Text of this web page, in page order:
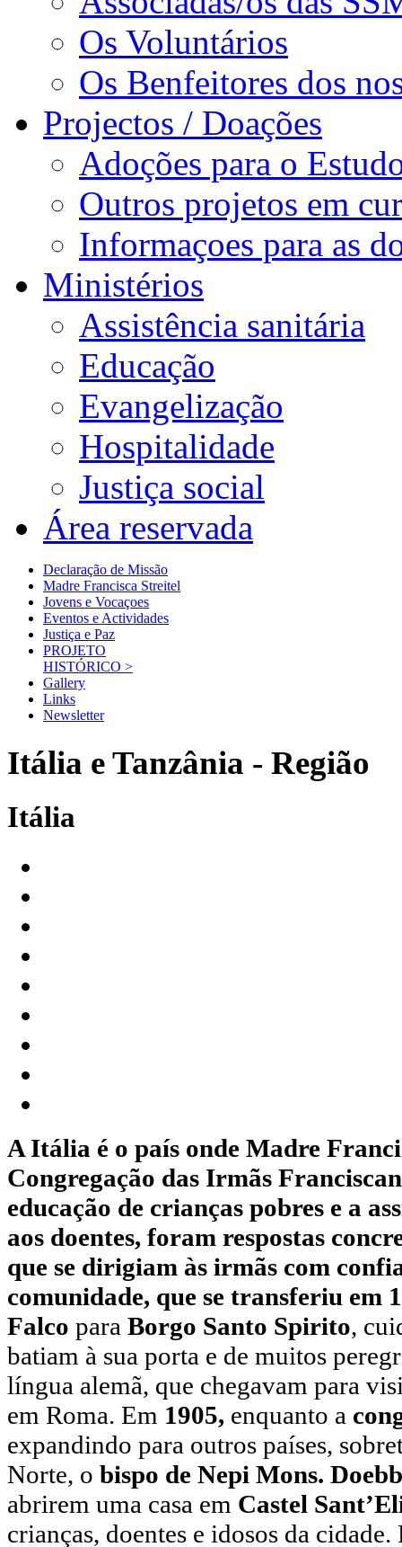
Os Voluntários
Os Benfeitores dos
Projectos / Doações
Adoções para o
Outros projetos em
Informaçoes para as
Ministérios
Assistência sanitária
Educação
Evangelização
Hospitalidade
Justiça social
Área reservada
Declaração de Missão
Madre Francisca Streitel
Jovens e Vocaçoes
Eventos e Actividades
Justiça e Paz
PROJETO
HISTÓRICO >
Gallery
Links
Newsletter
Itália e Tanzânia - Região
Itália
A Itália é o país onde Madre
Congregação das Irmãs
educação de crianças pobres e a
aos doentes, foram respostas
que se dirigiam às irmãs com
comunidade, que se transferiu em
Falco para Borgo Santo Spirito,
batiam à sua porta e de muitos
língua alemã, que chegavam para
em Roma. Em 1905, enquanto a
expandindo para outros países,
Norte, o bispo de Nepi Mons.
abrirem uma casa em Castel
crianças, doentes e idosos da